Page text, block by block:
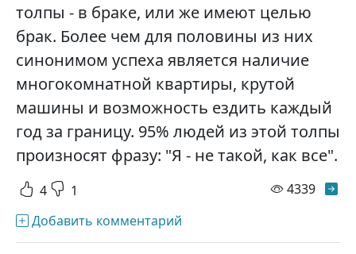
толпы - в браке, или же имеют целью
брак. Более чем для половины из них
синонимом успеха является наличие
многокомнатной квартиры, крутой
машины и возможность ездить каждый
год за границу. 95% людей из этой толпы
произносят фразу: "Я - не такой, как все".
4 1 4339
Добавить комментарий